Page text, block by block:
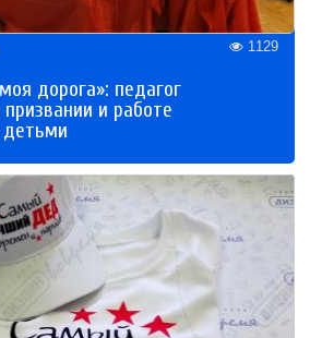
1129
дорога»: педагог
и работе
детьми